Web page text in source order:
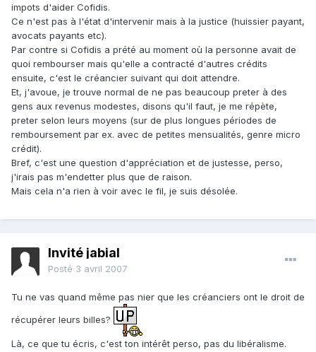
impots d'aider Cofidis.
Ce n'est pas à l'état d'intervenir mais à la justice (huissier payant,
avocats payants etc).
Par contre si Cofidis a prété au moment où la personne avait de
quoi rembourser mais qu'elle a contracté d'autres crédits
ensuite, c'est le créancier suivant qui doit attendre.
Et, j'avoue, je trouve normal de ne pas beaucoup preter à des
gens aux revenus modestes, disons qu'il faut, je me répète,
preter selon leurs moyens (sur de plus longues périodes de
remboursement par ex. avec de petites mensualités, genre micro
crédit).
Bref, c'est une question d'appréciation et de justesse, perso,
j'irais pas m'endetter plus que de raison.
Mais cela n'a rien à voir avec le fil, je suis désolée.
Invité jabial
Posté 3 avril 2007
Tu ne vas quand même pas nier que les créanciers ont le droit de
récupérer leurs billes?
Là, ce que tu écris, c'est ton intérêt perso, pas du libéralisme.